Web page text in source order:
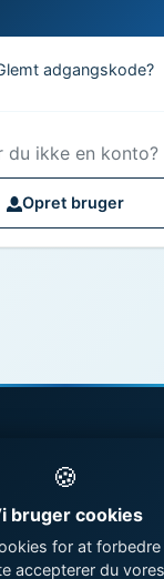
adgangskode?
du ikke en konto?
Opret bruger
vragdatabase
| Om
🍪
bruger cookies
for at
accepterer du